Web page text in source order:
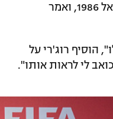
של בוקה ג'וניורס, קיבל "טיפ" מאוסקר רוג'רי, שזכה עם ארגנטינה במונדיאל 1986, ואמר
הוסיף רוג'רי על